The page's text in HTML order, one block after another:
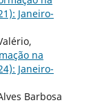
Janeiro-
na
Janeiro-
Barbosa